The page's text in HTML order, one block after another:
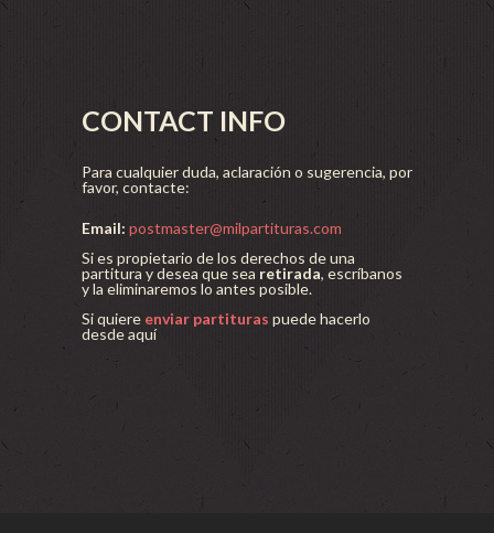
CONTACT INFO
Para cualquier duda, aclaración o sugerencia, por
favor, contacte:
Email: postmaster@milpartituras.com
Si es propietario de los derechos de una
partitura y desea que sea retirada, escríbanos
y la eliminaremos lo antes posible.
Si quiere enviar partituras puede hacerlo
desde aquí